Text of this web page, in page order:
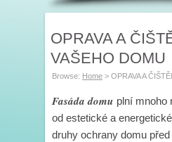
OPRAVA A
VAŠEHO DOMU
Browse: Home > OPRAVA A
Fasáda domu plní mnoho
od estetické a
druhy ochrany domu